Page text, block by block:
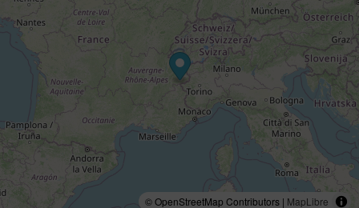
© OpenStreetMap Contributors | MapLibre